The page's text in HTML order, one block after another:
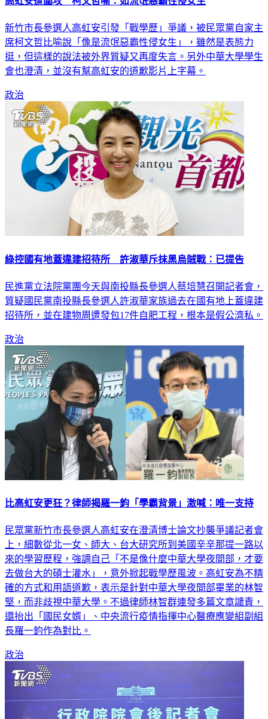
新竹市長參選人高虹安引發「戰學歷」爭議，被民眾黨自家主
席柯文哲比喻說「像是流氓惡霸性侵女生」，雖然是表態力
挺，但這樣的說法被外界質疑又再度失言。另外中華大學學生
會也澄清，並沒有幫高虹安的道歉影片上字幕。
政治
綠控國有地蓋違建招待所 許淑華斥抹黑烏賊戰：已提告
民進黨立法院黨團今天與南投縣長參選人蔡培慧召開記者會，
質疑國民黨南投縣長參選人許淑華家族過去在國有地上蓋違建
招待所，並在建物周遭發包17件自肥工程，根本是假公濟私。
政治
比高虹安更狂？律師揭羅一鈞「學霸背景」激喊：唯一支持
民眾黨新竹市長參選人高虹安在澄清博士論文抄襲爭議記者會
上，細數從北一女、師大、台大研究所到美國辛辛那提一路以
來的學習歷程，強調自己「不是像什麼中華大學夜間部，才要
去做台大的碩士灌水」，意外掀起戰學歷風波。高虹安為不精
確的方式和用語道歉，表示是針對中華大學夜間部畢業的林智
堅，而非歧視中華大學。不過律師林智群連發多篇文章譴責，
還抬出「國民女婿」、中央流行疫情指揮中心醫療應變組副組
長羅一鈞作為對比。
政治